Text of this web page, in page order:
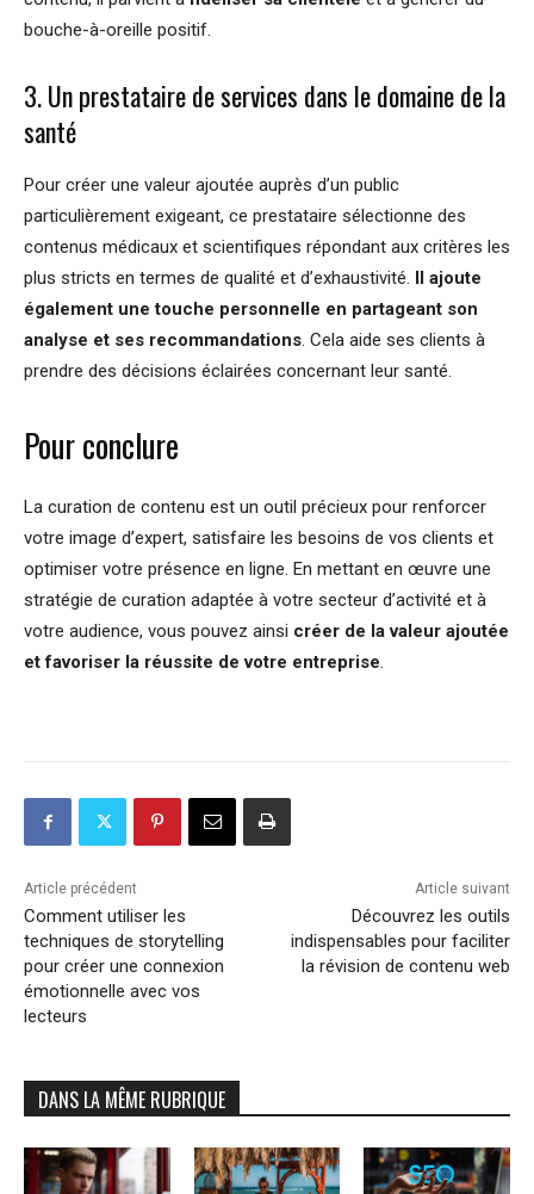
bouche-à-oreille positif.
3. Un prestataire de services dans le domaine de la
santé
Pour créer une valeur ajoutée auprès d’un public
particulièrement exigeant, ce prestataire sélectionne des
contenus médicaux et scientifiques répondant aux critères les
plus stricts en termes de qualité et d’exhaustivité.
Il ajoute
également une touche personnelle en partageant son
analyse et ses recommandations. Cela aide ses clients à
prendre des décisions éclairées concernant leur santé.
Pour conclure
La curation de contenu est un outil précieux pour renforcer
votre image d’expert, satisfaire les besoins de vos clients et
optimiser votre présence en ligne. En mettant en œuvre une
stratégie de curation adaptée à votre secteur d’activité et à
votre audience, vous pouvez ainsi créer de la valeur ajoutée
et favoriser la réussite de votre entreprise.
Article précédent
Comment utiliser les
techniques de storytelling
pour créer une connexion
émotionnelle avec vos
lecteurs
Article suivant
Découvrez les outils
indispensables pour faciliter
la révision de contenu web
DANS LA MÊME RUBRIQUE